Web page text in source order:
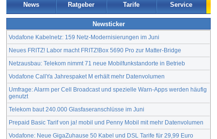
News Ratgeber Tarife Service
Newsticker
Vodafone Kabelnetz: 159 Netz-Modernisierungen im Juni
Neues FRITZ! Labor macht FRITZ!Box 5690 Pro zur Matter-Bridge
Netzausbau: Telekom nimmt 71 neue Mobilfunkstandorte in Betrieb
Vodafone CallYa Jahrespaket M erhält mehr Datenvolumen
Umfrage: Alarm per Cell Broadcast und spezielle Warn-Apps werden häufig
genutzt
Telekom baut 240.000 Glasfaseranschlüsse im Juni
Prepaid Basic Tarif von ja! mobil und Penny Mobil mit mehr Datenvolumen
Vodafone: Neue GigaZuhause 50 Kabel und DSL Tarife für 29,99 Euro